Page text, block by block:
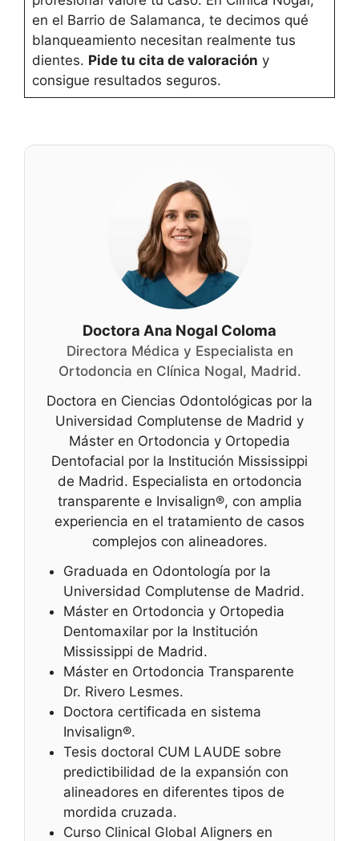
en el Barrio de Salamanca, te decimos qué
blanqueamiento necesitan realmente tus
dientes. Pide tu cita de valoración y
consigue resultados seguros.
Doctora Ana Nogal Coloma
Directora Médica y Especialista en
Ortodoncia en Clínica Nogal, Madrid.
Doctora en Ciencias Odontológicas por la
Universidad Complutense de Madrid y
Máster en Ortodoncia y Ortopedia
Dentofacial por la Institución Mississippi
de Madrid. Especialista en ortodoncia
transparente e Invisalign®, con amplia
experiencia en el tratamiento de casos
complejos con alineadores.
Graduada en Odontología por la
Universidad Complutense de Madrid.
Máster en Ortodoncia y Ortopedia
Dentomaxilar por la Institución
Mississippi de Madrid.
Máster en Ortodoncia Transparente
Dr. Rivero Lesmes.
Doctora certificada en sistema
Invisalign®.
Tesis doctoral CUM LAUDE sobre
predictibilidad de la expansión con
alineadores en diferentes tipos de
mordida cruzada.
Curso Clinical Global Aligners en